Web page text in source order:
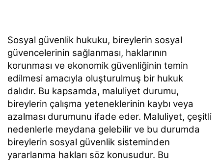
Sosyal güvenlik hukuku, bireylerin sosyal
güvencelerinin sağlanması, haklarının
korunması ve ekonomik güvenliğinin temin
edilmesi amacıyla oluşturulmuş bir hukuk
dalıdır. Bu kapsamda, maluliyet durumu,
bireylerin çalışma yeteneklerinin kaybı veya
azalması durumunu ifade eder. Maluliyet, çeşitli
nedenlerle meydana gelebilir ve bu durumda
bireylerin sosyal güvenlik sisteminden
yararlanma hakları söz konusudur. Bu